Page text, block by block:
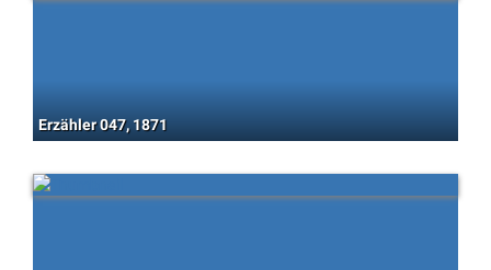
Erzähler 047, 1871